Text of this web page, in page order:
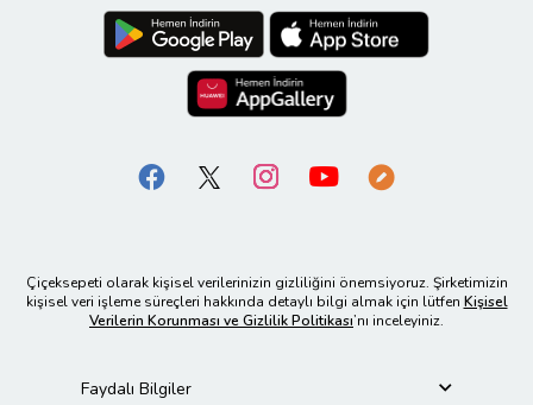
Çiçeksepeti olarak kişisel verilerinizin gizliliğini önemsiyoruz. Şirketimizin
kişisel veri işleme süreçleri hakkında detaylı bilgi almak için lütfen Kişisel
Verilerin Korunması ve Gizlilik Politikası’nı inceleyiniz.
Faydalı Bilgiler